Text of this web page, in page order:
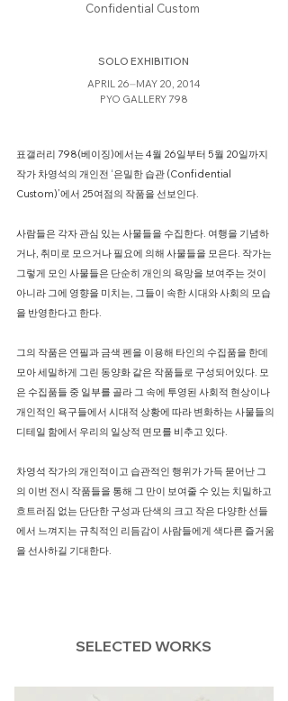
Confidential Custom
SOLO EXHIBITION
APRIL 26⏤MAY 20, 2014
PYO GALLERY 798
표갤러리 798(베이징)에서는 4월 26일부터 5월 20일까지
작가 차영석의 개인전 ‘은밀한 습관 (Confidential
Custom)’에서 25여점의 작품을 선보인다.
​사람들은 각자 관심 있는 사물들을 수집한다. 여행을 기념하
거나, 취미로 모으거나 필요에 의해 사물들을 모은다. 작가는
그렇게 모인 사물들은 단순히 개인의 욕망을 보여주는 것이
아니라 그에 영향을 미치는, 그들이 속한 시대와 사회의 모습
을 반영한다고 한다.
그의 작품은 연필과 금색 펜을 이용해 타인의 수집품을 한데
모아 세밀하게 그린 동양화 같은 작품들로 구성되어있다. 모
은 수집품들 중 일부를 골라 그 속에 투영된 사회적 현상이나
개인적인 욕구들에서 시대적 상황에 따라 변화하는 사물들의
디테일 함에서 우리의 일상적 면모를 비추고 있다.
차영석 작가의 개인적이고 습관적인 행위가 가득 묻어난 그
의 이번 전시 작품들을 통해 그 만이 보여줄 수 있는 치밀하고
흐트러짐 없는 단단한 구성과 단색의 크고 작은 다양한 선들
에서 느껴지는 규칙적인 리듬감이 사람들에게 색다른 즐거움
을 선사하길 기대한다.
SELECTED WORKS